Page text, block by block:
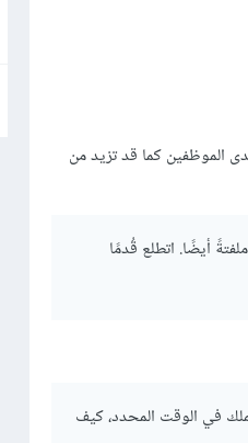
الموظفين كما قد تزيد من
أيضًا. اتطلع قُدمًا
في الوقت المحدد، كيف